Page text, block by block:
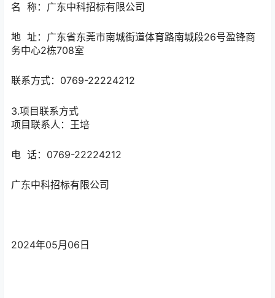
名 称： 广东中科招标有限公司
地 址： 广东省东莞市南城街道体育路南城段26号盈锋商
务中心2栋708室
联系方式： 0769-22224212
3.项目联系方式
项目联系人： 王培
电 话： 0769-22224212
广东中科招标有限公司
2024年05月06日